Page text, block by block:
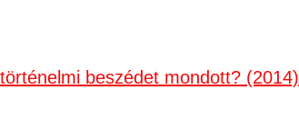
beszédet mondott? (2014)